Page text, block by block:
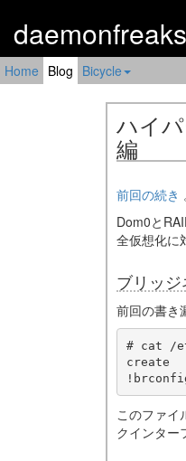
Home Blog Bicycle
ハイ
編
前回の続き
Dom0と
全仮想化に
ブリッ
前回の書き
# cat /
create
このファイ
クインター